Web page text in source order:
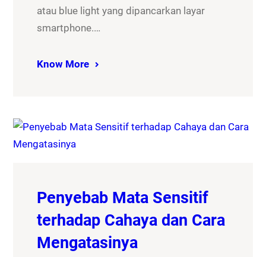
atau blue light yang dipancarkan layar
smartphone.…
Know More
Penyebab Mata Sensitif
terhadap Cahaya dan Cara
Mengatasinya